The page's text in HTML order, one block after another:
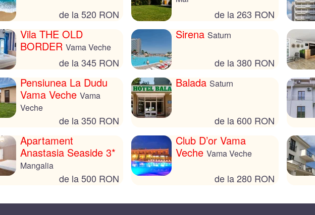
de la 520 RON de la 263 RON
Vila THE OLD
BORDER Vama Veche
de la 345 RON
Sirena Saturn
de la 380 RON
Pensiunea La Dudu
Vama Veche Vama
Veche
de la 350 RON
Balada Saturn
de la 600 RON
Apartament
Anastasia Seaside 3*
Mangalia
de la 500 RON
Club D’or Vama
Veche Vama Veche
de la 280 RON